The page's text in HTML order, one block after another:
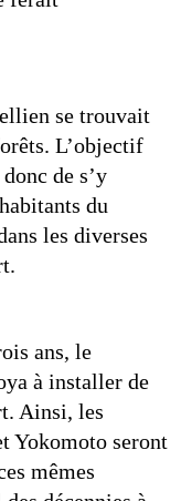
se trouvait
L’objectif
de s’y
du
les diverses
ans, le
à installer de
Ainsi, les
Yokomoto seront
mêmes